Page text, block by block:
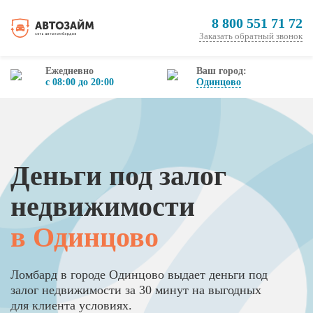
8 800 551 71 72
Заказать обратный звонок
Ежедневно
с 08:00 до 20:00
Ваш город:
Одинцово
Деньги под залог
недвижимости
в Одинцово
Ломбард в городе Одинцово выдает деньги под
залог недвижимости за 30 минут на выгодных
для клиента условиях.